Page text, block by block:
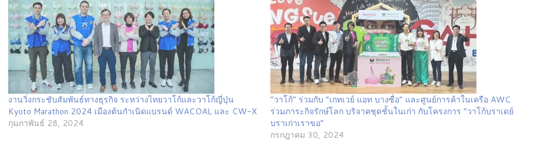
งานวิ่งกระชับสัมพันธ์ทางธุรกิจ ระหว่างไทยวาโก้และวาโก้ญี่ปุ่น
Kyoto Marathon 2024 เมืองต้นกำเนิดแบรนด์ WACOAL และ CW-X
กุมภาพันธ์ 28, 2024
“วาโก้” ร่วมกับ “เกทเวย์ แอท บางซื่อ” และศูนย์การค้าในเครือ AWC
ร่วมภาระกิจรักษ์โลก บริจาคชุดชั้นในเก่า กับโครงการ “วาโก้บราเดย์
บราเก่าเราขอ”
กรกฎาคม 30, 2024